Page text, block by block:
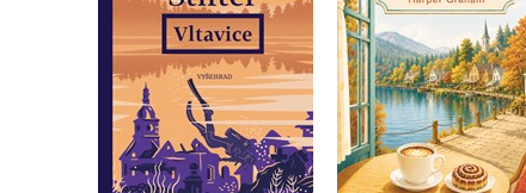
Do košíku
449 Kč
359 Kč
Do košíku
399 Kč
319 Kč